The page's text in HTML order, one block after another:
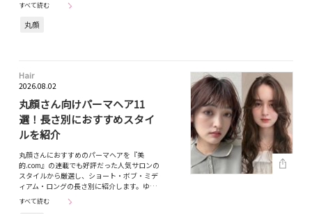
すべて読む
丸顔
Hair
2026.08.02
丸顔さん向けパーマヘア11
選！長さ別におすすめスタイ
ルを紹介
丸顔さんにおすすめのパーマヘアを『美
的.com』の連載でも好評だった人気サロンの
スタイルから厳選し、ショート・ボブ・ミデ
ィアム・ロングの長さ別に紹介します。ゆ…
すべて読む